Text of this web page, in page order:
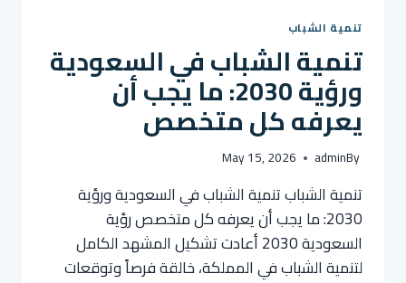
تنمية الشباب
تنمية الشباب في السعودية
ورؤية 2030: ما يجب أن
يعرفه كل متخصص
By
admin
May 15, 2026
تنمية الشباب تنمية الشباب في السعودية ورؤية
2030: ما يجب أن يعرفه كل متخصص رؤية
السعودية 2030 أعادت تشكيل المشهد الكامل
لتنمية الشباب في المملكة، خالقة فرصاً وتوقعات